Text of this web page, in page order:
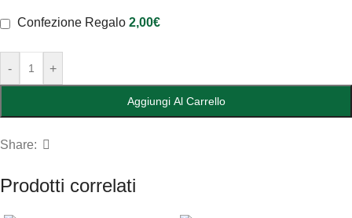
- +
Aggiungi Al Carrello
Confezione Regalo 2,00€
Share:
Prodotti correlati